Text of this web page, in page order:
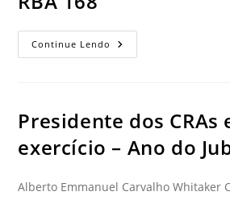
Continue Lendo
Presidente dos CRAs
exercício – Ano do
Alberto Emmanuel Carvalho Whitaker